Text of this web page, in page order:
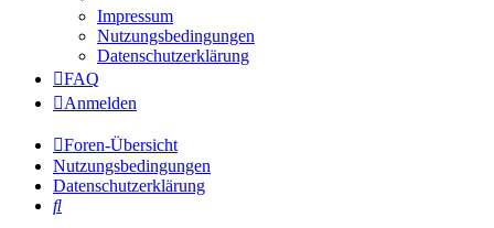
Impressum
Nutzungsbedingungen
Datenschutzerklärung
FAQ
Anmelden
Foren-Übersicht
Nutzungsbedingungen
Datenschutzerklärung
Suche